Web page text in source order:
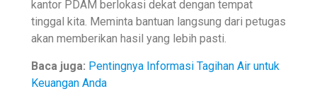
kantor PDAM berlokasi dekat dengan tempat
tinggal kita. Meminta bantuan langsung dari petugas
akan memberikan hasil yang lebih pasti.
Baca juga: Pentingnya Informasi Tagihan Air untuk
Keuangan Anda